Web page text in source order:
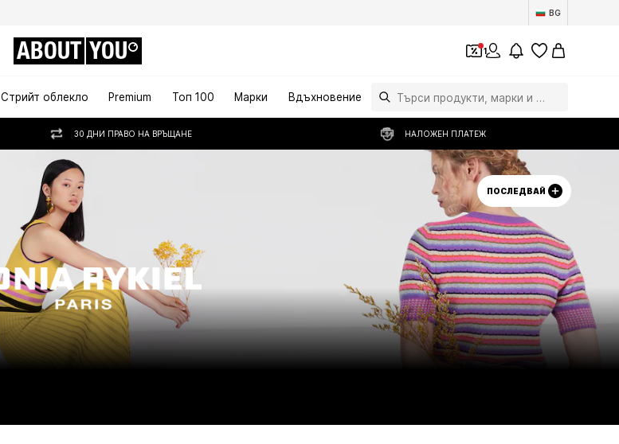
BG
ABOUT YOU 1
Стрийт облекло Premium Топ 100 Марки Вдъхновение
30 ДНИ ПРАВО НА ВРЪЩАНЕ НАЛОЖЕН ПЛАТЕЖ
ПОСЛЕДВАЙ